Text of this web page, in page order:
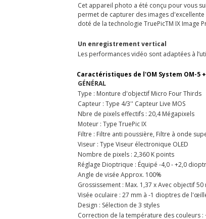
Cet appareil photo a été conçu pour vous
permet de capturer des images
doté de la technologie TruePicTM IX Image
Un enregistrement vertical
Les performances vidéo sont adaptées à
Caractéristiques de l'OM System OM-5
GÉNÉRAL
Type : Monture d'objectif Micro Four Thirds
Capteur : Type 4/3'' Capteur Live MOS
Nbre de pixels effectifs : 20,4 Mégapixels
Moteur : Type TruePic IX
Filtre : Filtre anti poussière, Filtre à onde
Viseur : Type Viseur électronique OLED
Nombre de pixels : 2,360 K points
Réglage Dioptrique : Équipé -4,0 - +2,0
Angle de visée Approx. 100%
Grossissement : Max. 1,37 x Avec objectif
Visée oculaire : 27 mm à -1 dioptres de
Design : Sélection de 3 styles
Correction de la température des couleurs :